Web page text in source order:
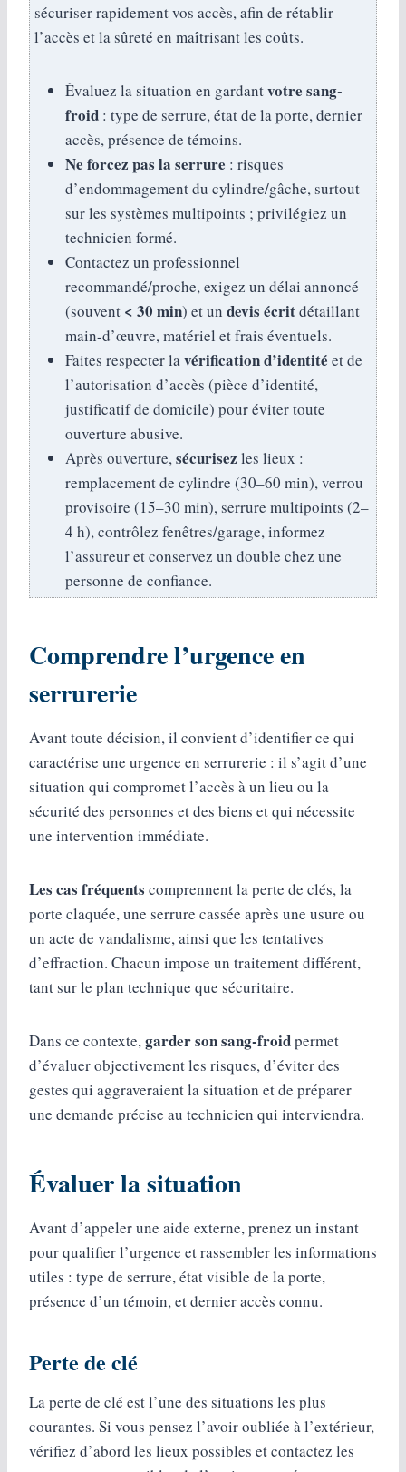
sécuriser rapidement vos accès, afin de rétablir
l’accès et la sûreté en maîtrisant les coûts.
Évaluez la situation en gardantvotre sang-
froid : type de serrure, état de la porte, dernier
accès, présence de témoins.
Ne forcez pas la serrure : risques
d’endommagement du cylindre/gâche, surtout
sur les systèmes multipoints ; privilégiez un
technicien formé.
Contactez un professionnel
recommandé/proche, exigez un délai annoncé
(souvent < 30 min) et un devis écritdétaillant
main-d’œuvre, matériel et frais éventuels.
Faites respecter lavérification d’identité et de
l’autorisation d’accès (pièce d’identité,
justificatif de domicile) pour éviter toute
ouverture abusive.
Après ouverture,sécurisez les lieux :
remplacement de cylindre (30–60 min), verrou
provisoire (15–30 min), serrure multipoints (2–
4 h), contrôlez fenêtres/garage, informez
l’assureur et conservez un double chez une
personne de confiance.
Comprendre l’urgence en
serrurerie
Avant toute décision, il convient d’identifier ce qui
caractérise une urgence en serrurerie : il s’agit d’une
situation qui compromet l’accès à un lieu ou la
sécurité des personnes et des biens et qui nécessite
une intervention immédiate.
Les cas fréquents comprennent la perte de clés, la
porte claquée, une serrure cassée après une usure ou
un acte de vandalisme, ainsi que les tentatives
d’effraction. Chacun impose un traitement différent,
tant sur le plan technique que sécuritaire.
Dans ce contexte,garder son sang-froidpermet
d’évaluer objectivement les risques, d’éviter des
gestes qui aggraveraient la situation et de préparer
une demande précise au technicien qui interviendra.
Évaluer la situation
Avant d’appeler une aide externe, prenez un instant
pour qualifier l’urgence et rassembler les informations
utiles : type de serrure, état visible de la porte,
présence d’un témoin, et dernier accès connu.
Perte de clé
La perte de clé est l’une des situations les plus
courantes. Si vous pensez l’avoir oubliée à l’extérieur,
vérifiez d’abord les lieux possibles et contactez les